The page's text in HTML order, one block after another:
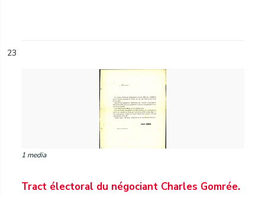
23
1 media
Tract électoral du négociant Charles Gomrée.